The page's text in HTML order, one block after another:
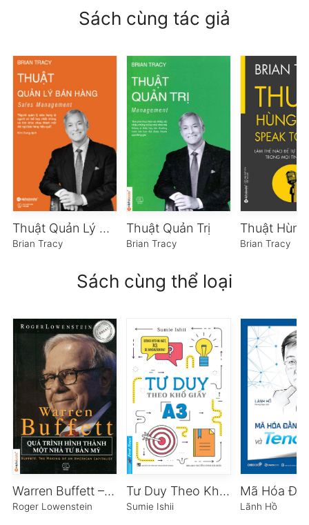
Sách cùng tác giả
Thuật Quản Lý Bán Hàng
Brian Tracy
Thuật Quản Trị
Brian Tracy
Thuật
Brian Tracy
Sách cùng thể loại
Warren Buffett – Quá Trình Hình Thành Một Nhà Tư Bản Mỹ
Roger Lowenstein
Tư Duy Theo Khổ Giấy A3
Sumie Ishii Lãnh Hồ